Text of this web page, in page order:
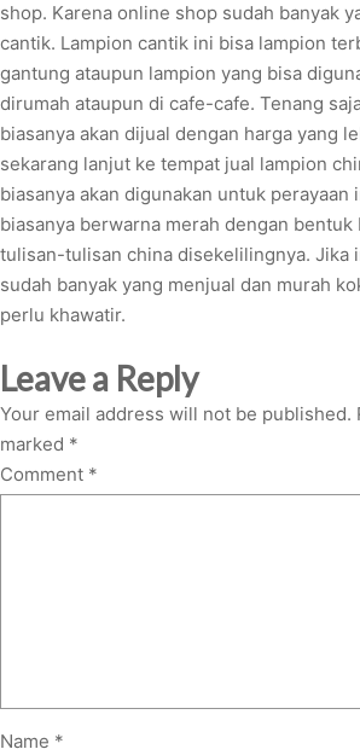
shop. Karena online shop sudah banyak
cantik. Lampion cantik ini bisa lampion
gantung ataupun lampion yang bisa
dirumah ataupun di cafe-cafe. Tenang
biasanya akan dijual dengan harga yang
sekarang lanjut ke tempat jual lampion
biasanya akan digunakan untuk perayaan
biasanya berwarna merah dengan
tulisan-tulisan china disekelilingnya. Jika
sudah banyak yang menjual dan murah
perlu khawatir.
Leave a Reply
Your email address will not be published.
marked *
Comment *
Name *